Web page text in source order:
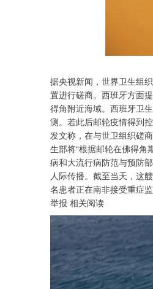
据央视新闻，世界卫生组
置进行磋商。西班牙方面
得角附近海域。西班牙卫
测。若此后邮轮疫情得到
发文称，在与世卫组织磋
生部将“根据邮轮在佛得角
病和大流行病防范与预防
人际传播。截至当天，这
名患者正在南非接受重症
举报 相关阅读
0.83% 北证50